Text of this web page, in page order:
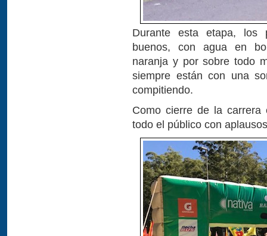
Durante esta etapa, los
buenos, con agua en
naranja y por sobre todo
siempre están con una
compitiendo.
Como cierre de la
todo el público con